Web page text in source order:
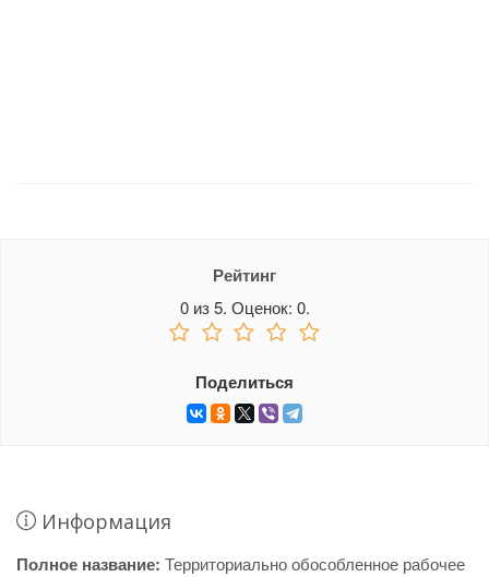
Рейтинг
0из5. Оценок: 0.
Поделиться
Информация
Полное название: Территориально обособленное рабочее